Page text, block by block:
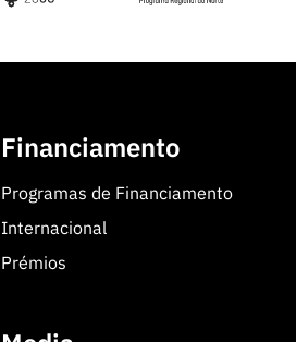
Financiamento
Programas de Financiamento
Internacional
Prémios